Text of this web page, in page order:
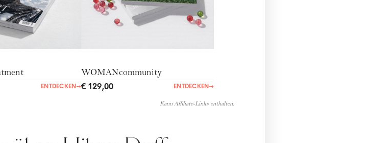
ENTDECKEN→
WOMANcommunity
€ 129,00 ENTDECKEN→
Kann Affiliate-Links enthalten.